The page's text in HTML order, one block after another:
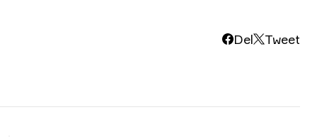
Del Tweet